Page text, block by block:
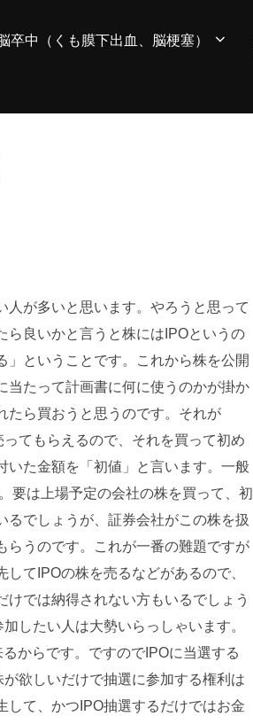
卒中（くも膜下出血、脳梗塞）
が多いと思います。やろうと思って
ら良いかと言うと株にはIPOというの
ということです。これから株を公開
当たって計画書に何に使うのかが掛か
たら買おうと思うのです。それが
てもらえるので、それを買って初め
いた金額を「初値」と言います。一般
要は上場予定の会社の株を買って、初
でしょうが、証券会社がこの株を扱
らうのです。これが一番の難題ですが
てIPOの株を売るなどがあるので、
では納得されない方もいるでしょう
したい人は大勢いらっしゃいます。
からです。ですのでIPOに当選する
欲しいだけで抽選に参加する権利は
て、かつIPO抽選するだけではお金